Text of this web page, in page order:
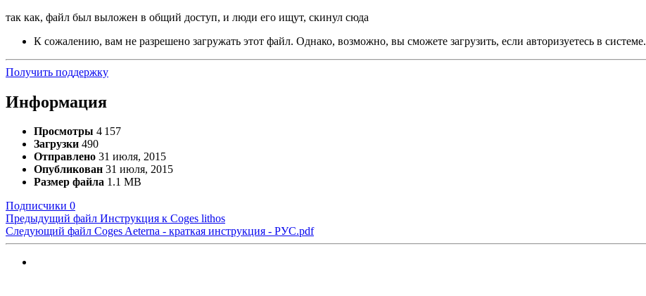
так как, файл был выложен в общий доступ, и люди его ищут, скинул сюда
К сожалению, вам не разрешено загружать этот файл. Однако, возможно, вы сможете загрузить, если авторизуетесь в системе.
Получить поддержку
Информация
Просмотры 4 157
Загрузки 490
Отправлено 31 июля, 2015
Опубликован 31 июля, 2015
Размер файла 1.1 MB
Подписчики 0
Предыдущий файл Инструкция к Coges lithos
Следующий файл Coges Aeterna - краткая инструкция - РУС.pdf